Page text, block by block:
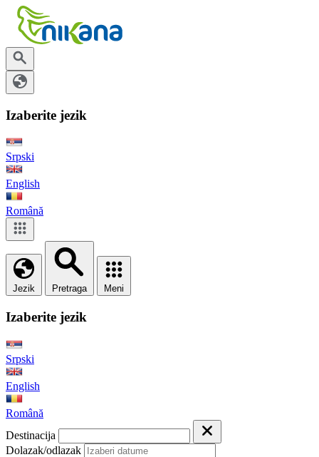
Izaberite jezik
Srpski
English
Română
Jezik Pretraga Meni
Izaberite jezik
Srpski
English
Română
Destinacija
Dolazak/odlazak